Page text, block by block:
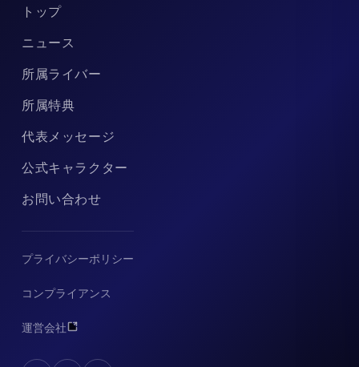
トップ
ニュース
所属ライバー
所属特典
代表メッセージ
公式キャラクター
お問い合わせ
プライバシーポリシー
コンプライアンス
運営会社